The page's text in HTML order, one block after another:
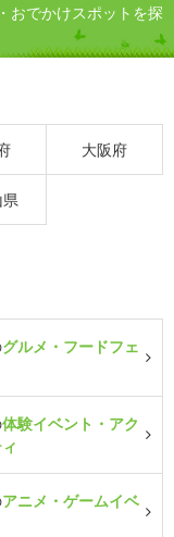
おでかけスポットを探
大阪府
グルメ・フードフェ
体験イベント・アク
アニメ・ゲームイベ